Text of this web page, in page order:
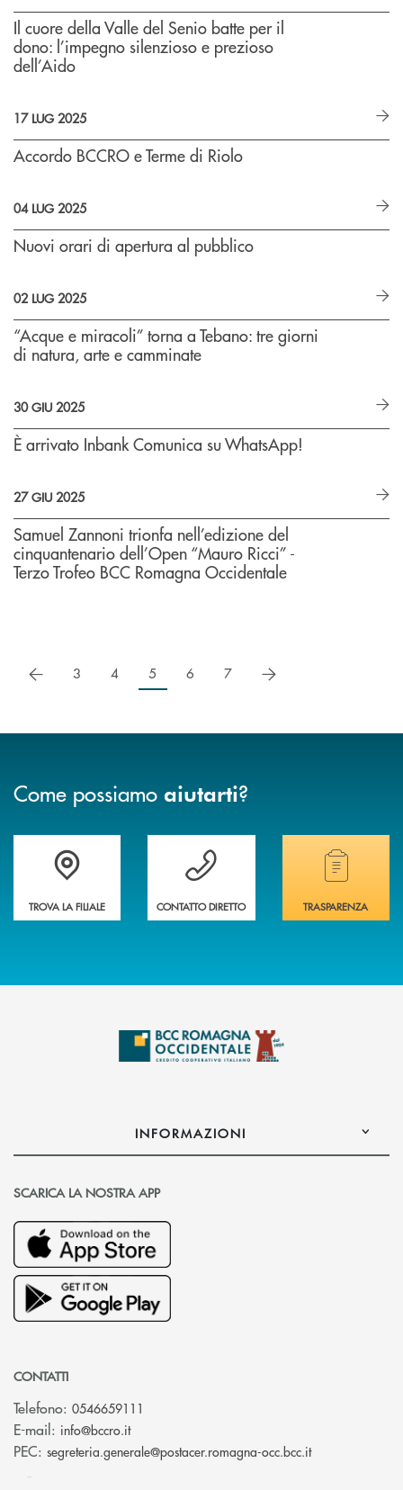
Il cuore della Valle del Senio batte per il
dono: l’impegno silenzioso e prezioso
dell’Aido
17 LUG 2025
Accordo BCCRO e Terme di Riolo
04 LUG 2025
Nuovi orari di apertura al pubblico
02 LUG 2025
“Acque e miracoli” torna a Tebano: tre giorni
di natura, arte e camminate
30 GIU 2025
È arrivato Inbank Comunica su WhatsApp!
27 GIU 2025
Samuel Zannoni trionfa nell’edizione del
cinquantenario dell’Open “Mauro Ricci” -
Terzo Trofeo BCC Romagna Occidentale
precedente
3 4 5 6 7 successivo
Come possiamo aiutarti?
Accedi all' elenco completo delle filiali della banca.
TROVA LA FILIALE
Hai bisogno di assistenza immediata?
CONTATTO DIRETTO
Hai bisogno di
TRASPARENZA
INFORMAZIONI
SCARICA LA NOSTRA APP
CONTATTI
Telefono: 0546659111
E-mail: info@bccro.it(si apre l’app di posta elettronica)
PEC: segreteria.generale@postacer.romagna-occ.bcc.it(si apre l’app